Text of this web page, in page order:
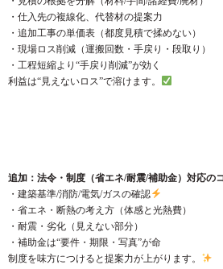
・仕入先の複線化、代替材の提案力
・追加工事の単価表（都度見積で揉めない）
・現場ロス削減（運搬回数・手戻り・段取り）
・工程短縮より“手戻り削減”が効く
利益は“見えないロス”で溶けます。
追加：法令・制度（省エネ/耐震/補助金）対応の
・建築基準/消防/電気/ガスの確認
・省エネ・断熱の考え方（体感と光熱費）
・耐震・劣化（見えない部分）
・補助金は“要件・期限・写真”が命
制度を味方につけると提案力が上がります。